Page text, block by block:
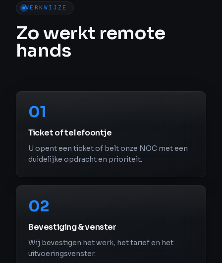
WERKWIJZE
Zo werkt remote
hands
01
Ticket of telefoontje
U opent een ticket of belt onze NOC met een
duidelijke opdracht en prioriteit.
02
Bevestiging & venster
Wij bevestigen het werk, het tarief en het
uitvoeringsvenster.